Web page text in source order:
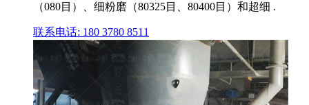
（080目）、细粉磨（80325目、80400目）和超细 .
联系电话: 180 3780 8511